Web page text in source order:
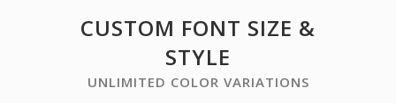
CUSTOM FONT SIZE &
STYLE
UNLIMITED COLOR VARIATIONS